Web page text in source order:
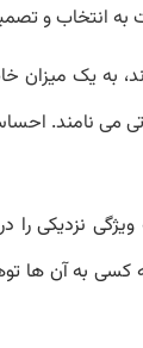
انتخاب و
یک میزان
می نامند.
نزدیکی را
آن ها